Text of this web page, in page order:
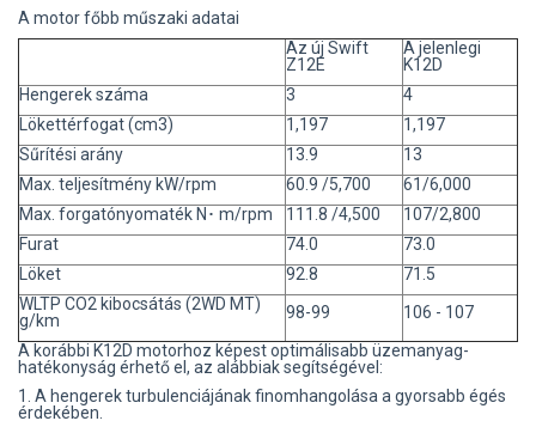
A motor főbb műszaki adatai
Az új Swift
Z12E
A jelenlegi
K12D
Hengerek száma
3
4
Lökettérfogat (cm3)
1,197
1,197
Sűrítési arány
13.9
13
Max. teljesítmény kW/rpm
60.9 /5,700
61/6,000
Max. forgatónyomaték N･ m/rpm
111.8 /4,500
107/2,800
Furat
74.0
73.0
Löket
92.8
71.5
WLTP CO2 kibocsátás (2WD MT)
g/km
98-99
106 - 107
A korábbi K12D motorhoz képest optimálisabb üzemanyag-
hatékonyság érhető el, az alábbiak segítségével:
1. A hengerek turbulenciájának finomhangolása a gyorsabb égés
érdekében.